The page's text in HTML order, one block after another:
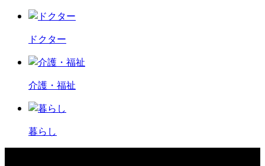
ドクター
介護・福祉
暮らし